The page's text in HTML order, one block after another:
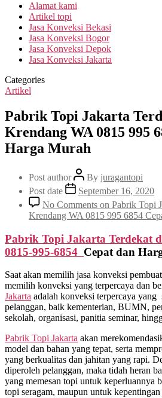
Alamat kami
Artikel topi
Jasa Konveksi Bekasi
Jasa Konveksi Bogor
Jasa Konveksi Depok
Jasa Konveksi Jakarta
Categories
Artikel
Pabrik Topi Jakarta
Krendang WA 0815 995
Harga Murah
Post author By juragantopi
Post date
September 16, 2020
No Comments on Pabrik Topi
Krendang WA 0815 995 6854
Pabrik Topi Jakarta Terdekat
0815-995-6854 Cepat dan
Saat akan memilih jasa konveksi
memilih konveksi yang terpercaya dan
Jakarta adalah konveksi terpercaya yang
pelanggan, baik kementerian, BUMN,
sekolah, organisasi, panitia seminar,
Pabrik Topi Jakarta akan
model dan bahan yang tepat, serta
yang berkualitas dan jahitan yang rapi.
diperoleh pelanggan, maka tidah heran
yang memesan topi untuk keperluannya
topi seragam, maupun untuk